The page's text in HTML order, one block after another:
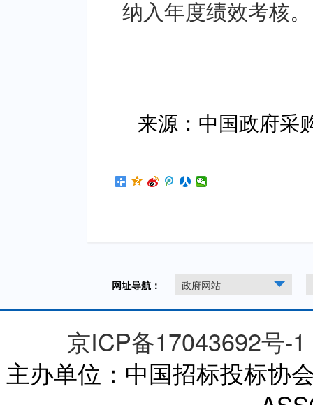
纳入年度绩效考核。
来源：中国政府采
网址导航： 政府网站
京ICP备17043692号-1
主办单位：中国招标投标协